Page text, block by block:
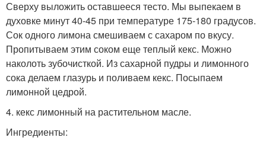
Сверху выложить оставшееся тесто. Мы выпекаем в
духовке минут 40-45 при температуре 175-180 градусов.
Сок одного лимона смешиваем с сахаром по вкусу.
Пропитываем этим соком еще теплый кекс. Можно
наколоть зубочисткой. Из сахарной пудры и лимонного
сока делаем глазурь и поливаем кекс. Посыпаем
лимонной цедрой.
4. кекс лимонный на растительном масле.
Ингредиенты: